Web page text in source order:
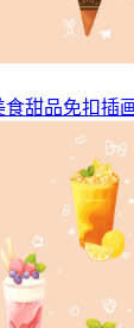
食甜品免扣插